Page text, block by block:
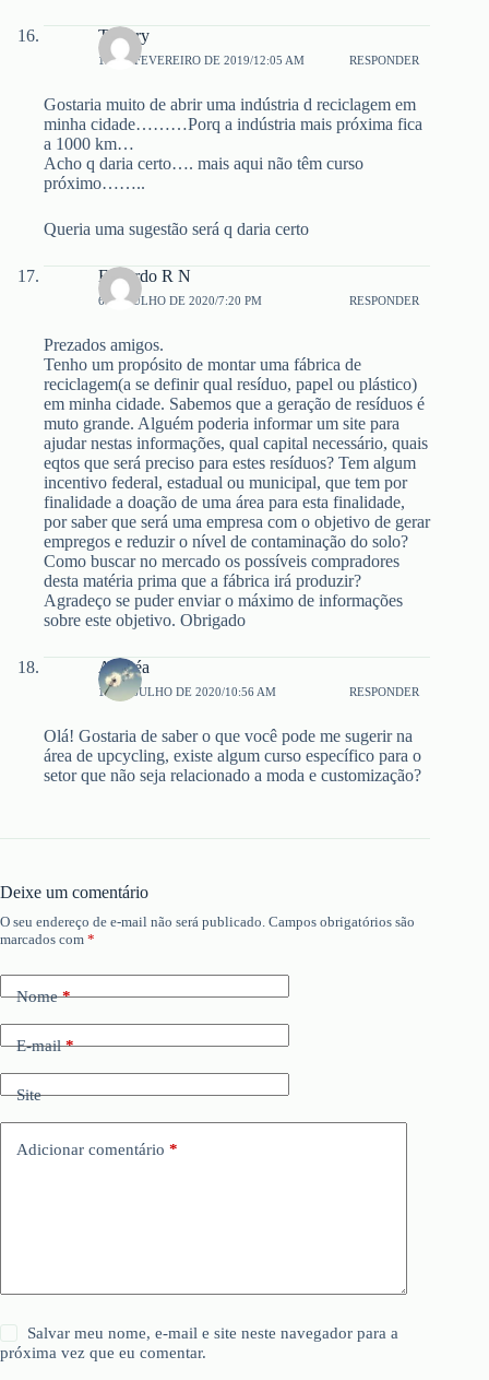
Thierry
12 DE FEVEREIRO DE 2019/12:05 AM RESPONDER
Gostaria muito de abrir uma indústria d reciclagem em
minha cidade………Porq a indústria mais próxima fica
a 1000 km…
Acho q daria certo…. mais aqui não têm curso
próximo……..
Queria uma sugestão será q daria certo
Eduardo R N
6 DE JULHO DE 2020/7:20 PM RESPONDER
Prezados amigos.
Tenho um propósito de montar uma fábrica de
reciclagem(a se definir qual resíduo, papel ou plástico)
em minha cidade. Sabemos que a geração de resíduos é
muto grande. Alguém poderia informar um site para
ajudar nestas informações, qual capital necessário, quais
eqtos que será preciso para estes resíduos? Tem algum
incentivo federal, estadual ou municipal, que tem por
finalidade a doação de uma área para esta finalidade,
por saber que será uma empresa com o objetivo de gerar
empregos e reduzir o nível de contaminação do solo?
Como buscar no mercado os possíveis compradores
desta matéria prima que a fábrica irá produzir?
Agradeço se puder enviar o máximo de informações
sobre este objetivo. Obrigado
Andréa
14 DE JULHO DE 2020/10:56 AM RESPONDER
Olá! Gostaria de saber o que você pode me sugerir na
área de upcycling, existe algum curso específico para o
setor que não seja relacionado a moda e customização?
Deixe um comentário
O seu endereço de e-mail não será publicado. Campos obrigatórios são
marcados com *
Nome*
E-mail*
Site
Adicionar comentário *
Salvar meu nome, e-mail e site neste navegador para a
próxima vez que eu comentar.